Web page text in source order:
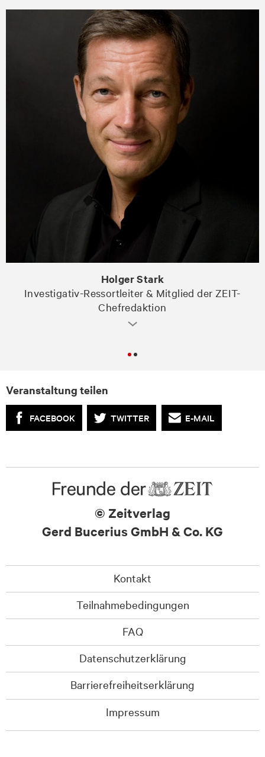
Holger Stark
Investigativ-Ressortleiter & Mitglied der ZEIT-
Chefredaktion
Veranstaltung teilen
FACEBOOK TWITTER E-MAIL
© Zeitverlag
Gerd Bucerius GmbH & Co. KG
Kontakt
Teilnahmebedingungen
FAQ
Datenschutzerklärung
Barrierefreiheitserklärung
Impressum